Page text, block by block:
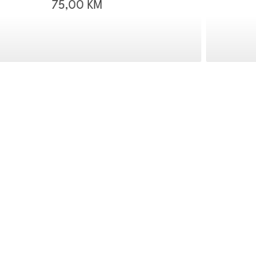
75,00 KM